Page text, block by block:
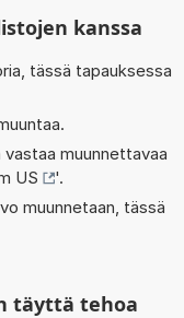
kanssa
tässä tapauksessa
muunnettavaa
US
'.
muunnetaan, tässä
täyttä tehoa